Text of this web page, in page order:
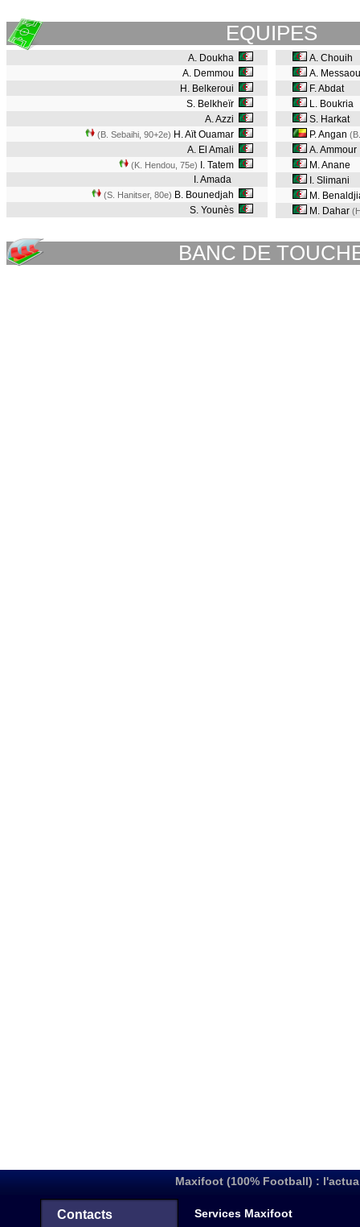
EQUIPES
A. Doukha
A. Demmou
H. Belkeroui
S. Belkheïr
A. Azzi
(B. Sebaihi, 90+2e) H. Aït Ouamar
A. El Amali
(K. Hendou, 75e)
I. Tatem
I. Amada
(S. Hanitser, 80e) B. Bounedjah
S. Younès
A. Chouih
A.
F. Abdat
L. Boukria
S. Harkat
P. Angan
A. Ammour
M. Anane
I. Slimani
M.
M. Dahar
BANC DE
Maxifoot (100% Football) :
Contacts Services Maxifoot